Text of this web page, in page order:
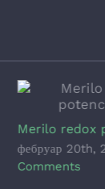
Merilo redox
фебруар 20th,
Comments